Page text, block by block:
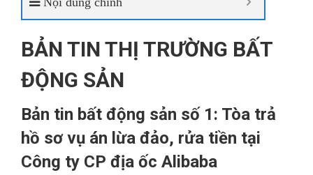
BẢN TIN THỊ TRƯỜNG BẤT
ĐỘNG SẢN
Bản tin bất động sản số 1: Tòa trả
hồ sơ vụ án lừa đảo, rửa tiền tại
Công ty CP địa ốc Alibaba